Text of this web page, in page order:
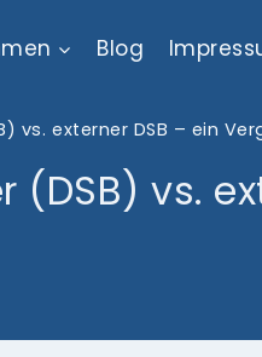
Blog
externer DSB – ein
vs.